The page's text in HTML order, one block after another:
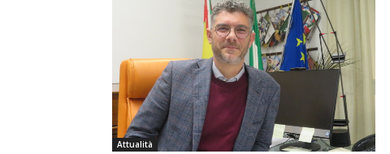
Attualità